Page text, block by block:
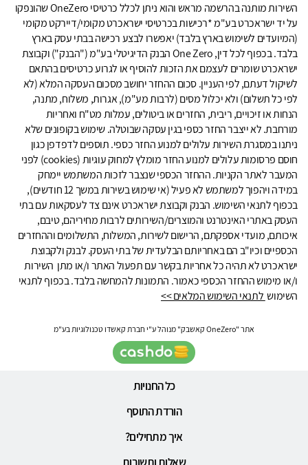
השירות מותנה בהרשמה מראש והוא ניתן לכלל כרטיסי OneZero שהונפקו
על יד ישראכרט בע"מ *רכישות בכרטיסי ישראכרט מקומי/דיירקט מקומי
(המיועדים לשימוש בארץ בלבד) יאפשרו לבצע רכישה בבתי עסק בארץ
בלבד. בכפוף לכל דין, One Zero הבנק הדיגיטלי בע"מ ("הבנק") וקבוצת
ישראכרט שומרים לעצמם את הזכות להוסיף או לגרוע כרטיסים בהתאם
לשיקול דעתם, לפי העניין. סכום ההחזר יחושב מסכום העסקה המלא (לא
לפי כל תשלום) ולא יכלול מסים (לרבות מע"מ), אגרות, משלוח, מתנה,
הנחות או זיכויים, ריבית, החזרים או ביטולים, עמלות מט"ח ואחריות
מורחבת. לא ייצבר החזר כספי בגין עסקה שבוטלה. שימוש בקופונים שלא
ניתנו במסגרת השירות עלולים למנוע החזר כספי. תוספים לדפדפן כגון
חוסם פרסומות עלולים למנוע החזר מומלץ למחוק עוגיות (cookies) לפני
המעבר לאתר הקניות. ההחזר הכספי שנצבר לזכות המשתמש יימחק
במידה ויהפוך למשתמש לא פעיל (אי שימוש בשירות במשך 12 חודשים),
בכפוף לתנאי השימוש. הבנק וקבוצת ישראכרט אינם צד לעסקאות עם בתי
העסק באתרי האינטרנט והמוצרים/השירותים לרבות מחיריהם, טיבם,
איכותם, מועדי אספקתם, הרישום לשירות, המשלוח, התשלומים וההחזרים
הכספיים וכיו"ב הם באחריותם הבלעדית של בתי העסק. לבנק ולקבוצת
ישראכרט לא תהיה כל אחריות בקשר עם תפעול האתר ו/או מתן השירות
ו/או מימוש ההחזר הכספי כאמור. התמונות להמחשה בלבד. בכפוף לתנאי
השימוש לתנאי השימוש המלאים >>
אתר "OneZero קאשבק" מנוהל ע"י חברת קאשדו טכנולוגיות בע"מ
כל החנויות
הורדת התוסף
איך מתחילים?